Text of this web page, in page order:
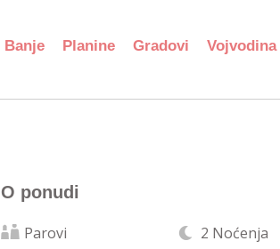
Banje Planine Gradovi Vojvodina
O ponudi
Parovi 2 Noćenja